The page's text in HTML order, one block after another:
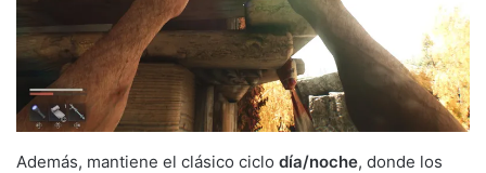
Además, mantiene el clásico ciclo día/noche, donde los